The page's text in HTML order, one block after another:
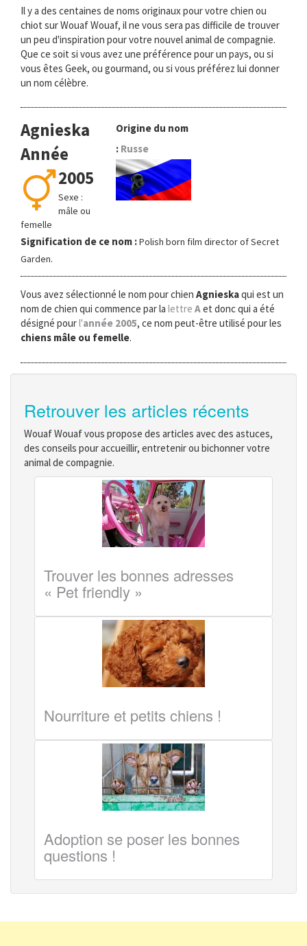
n
Il y a des centaines de noms originaux pour votre chien ou
chiot sur Wouaf Wouaf, il ne vous sera pas difficile de trouver
un peu d'inspiration pour votre nouvel animal de compagnie.
Que ce soit si vous avez une préférence pour un pays, ou si
vous êtes Geek, ou gourmand, ou si vous préférez lui donner
un nom célèbre.
Agnieska
Année
2005
Sexe :
mâle ou
femelle
Origine du nom
: Russe
Signification de ce nom :Polish born film director of Secret
Garden.
Vous avez sélectionné le nom pour chien Agnieskaqui est un
nom de chien qui commence par la lettre Aet donc qui a été
désigné pourl'année 2005, ce nom peut-être utilisé pour les
chiens mâle ou femelle.
Retrouver les articles récents
Wouaf Wouaf vous propose des articles avec des astuces,
des conseils pour accueillir, entretenir ou bichonner votre
animal de compagnie.
Trouver les bonnes adresses
« Pet friendly »
Nourriture et petits chiens !
Adoption se poser les bonnes
questions !